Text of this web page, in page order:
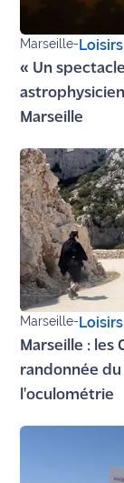
Marseille-Loisirs
« Un
Marseille
Marseille-Loisirs
Marseille : les
randonnée
l'oculométrie